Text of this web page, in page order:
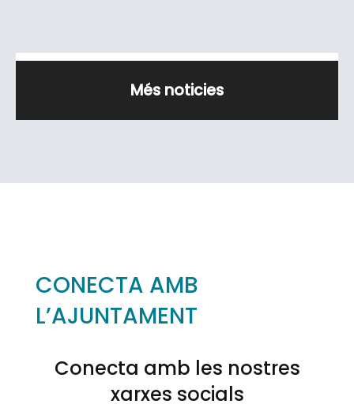
Més noticies
CONECTA AMB
L’AJUNTAMENT
Conecta amb les nostres
xarxes socials